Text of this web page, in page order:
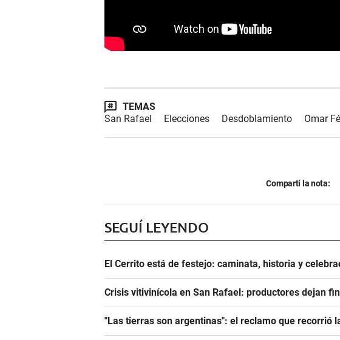
TEMAS
San Rafael
Elecciones Desdoblamiento Omar
Compartí la nota:
SEGUÍ LEYENDO
El Cerrito está de festejo: caminata, historia y
Crisis vitivinícola en San Rafael: productores dejan
"Las tierras son argentinas": el reclamo que recorrió